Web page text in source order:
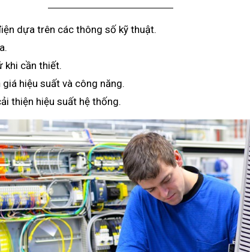
dựa trên các thông số kỹ thuật.
khi cần thiết.
hiệu suất và công năng.
thiện hiệu suất hệ thống.